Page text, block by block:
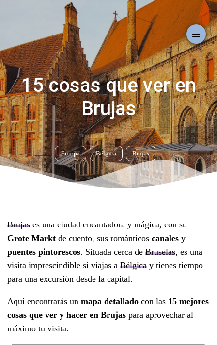
Europa Bélgica Brujas
15 cosas que ver en
Brujas
Brujas es una ciudad encantadora y mágica, con su
Grote Markt de cuento, sus románticos canales y
puentes pintorescos. Situada cerca de Bruselas, es una
visita imprescindible si viajas a Bélgica y tienes tiempo
para una excursión desde la capital.
Aquí encontrarás un mapa detallado con las 15 mejores
cosas que ver y hacer en Brujas para aprovechar al
máximo tu visita.